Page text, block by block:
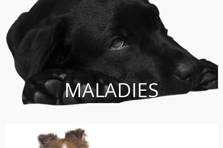
MALADIES